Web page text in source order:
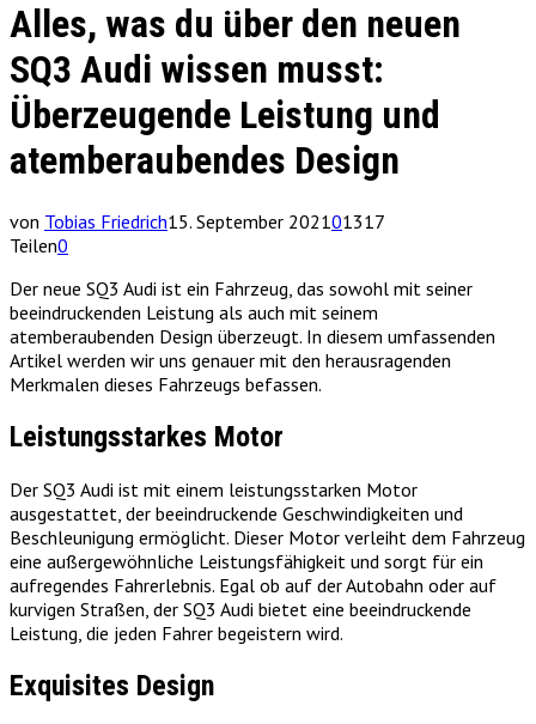
Alles, was du über den neuen
SQ3 Audi wissen musst:
Überzeugende Leistung und
atemberaubendes Design
von Tobias Friedrich15. September 202101317
Teilen0
Der neue SQ3 Audi ist ein Fahrzeug, das sowohl mit seiner
beeindruckenden Leistung als auch mit seinem
atemberaubenden Design überzeugt. In diesem umfassenden
Artikel werden wir uns genauer mit den herausragenden
Merkmalen dieses Fahrzeugs befassen.
Leistungsstarkes Motor
Der SQ3 Audi ist mit einem leistungsstarken Motor
ausgestattet, der beeindruckende Geschwindigkeiten und
Beschleunigung ermöglicht. Dieser Motor verleiht dem Fahrzeug
eine außergewöhnliche Leistungsfähigkeit und sorgt für ein
aufregendes Fahrerlebnis. Egal ob auf der Autobahn oder auf
kurvigen Straßen, der SQ3 Audi bietet eine beeindruckende
Leistung, die jeden Fahrer begeistern wird.
Exquisites Design